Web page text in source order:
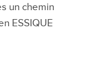
un chemin
ESSIQUE